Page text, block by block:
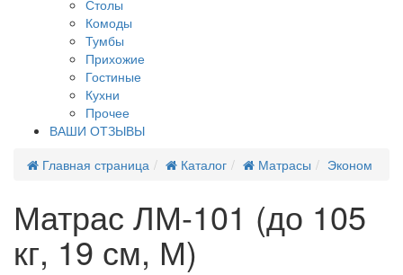
Столы
Комоды
Тумбы
Прихожие
Гостиные
Кухни
Прочее
ВАШИ ОТЗЫВЫ
Главная страница
Каталог Матрасы Эконом
Матрас ЛМ-101 (до 105
кг, 19 см, М)